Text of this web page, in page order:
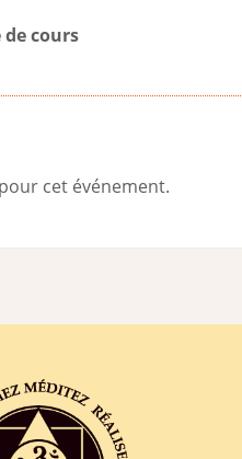
de cours
cet événement.